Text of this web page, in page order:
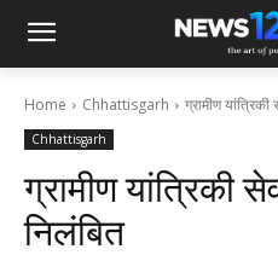
Home Chhattisgarh ग्रामीण
Chhattisgarh
ग्रामीण यांत्रिकी
निलंबित